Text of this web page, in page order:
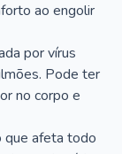
ao engolir
por vírus
Pode ter
no corpo e
que afeta todo